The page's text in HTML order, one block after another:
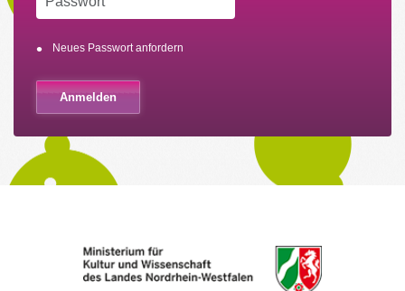
Neues Passwort anfordern